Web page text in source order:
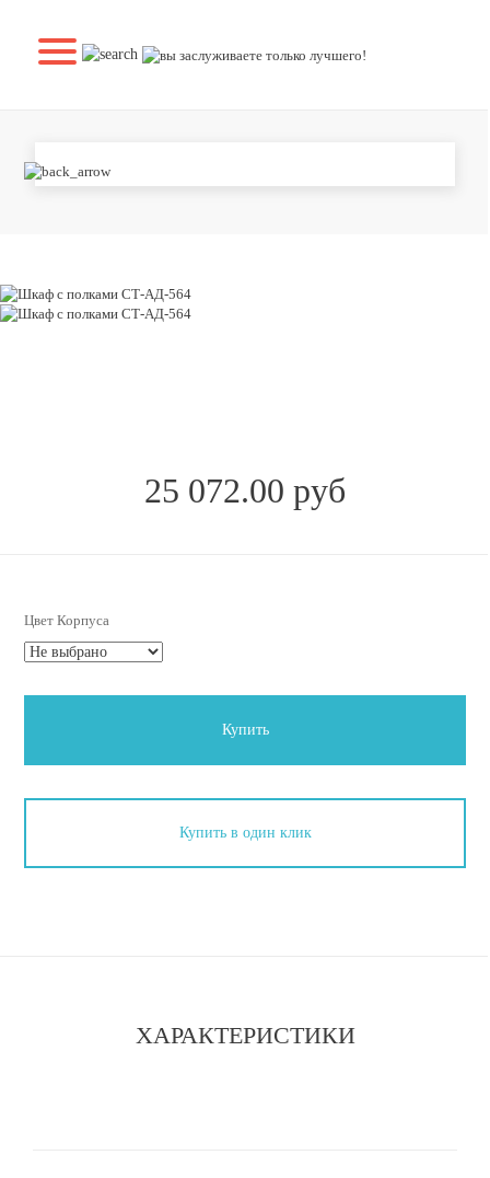
ШКАФ С ПОЛКАМИ СТ-АД-564
25 072.00 руб
Цвет Корпуса
Купить
Купить в один клик
ХАРАКТЕРИСТИКИ